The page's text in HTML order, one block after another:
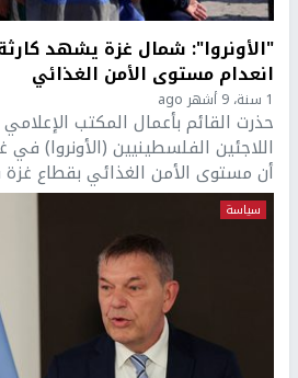
"الأونروا": شمال غزة يشهد
انعدام مستوى الأمن الغذائي
1 سنة، 9 أشهر ago
حذرت القائم بأعمال المكتب
اللاجئين الفلسطينيين (الأونروا)
أن مستوى الأمن الغذائي بقطاع
سياسة